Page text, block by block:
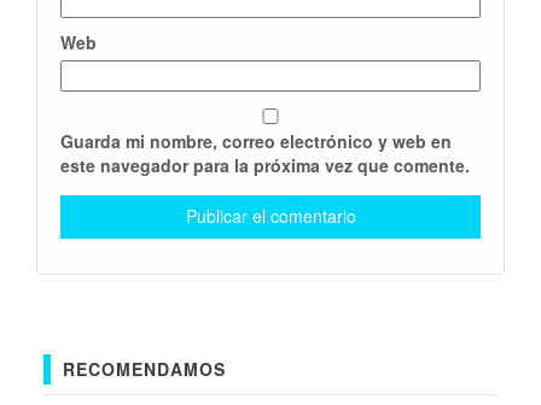
Web
Guarda mi nombre, correo electrónico y web en
este navegador para la próxima vez que comente.
RECOMENDAMOS